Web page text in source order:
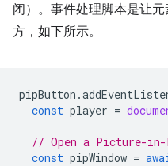
闭）。事件处理脚本是让
方，如下所示。
pipButton .
const player =
// Open a Picture-in-
const pipWindow =